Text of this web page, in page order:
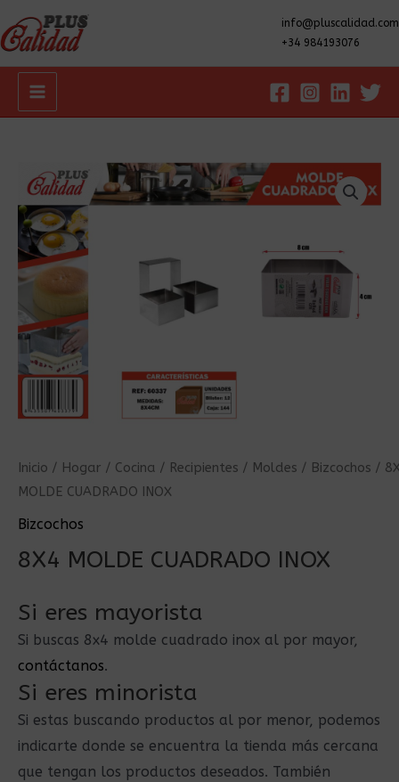
info@pluscalidad.com
+34 984193076
Main
Inicio / Hogar / Cocina / Recipientes / Moldes / Bizcochos /
MOLDE CUADRADO INOX
Bizcochos
8X4 MOLDE CUADRADO INOX
Si eres mayorista
Si buscas 8x4 molde cuadrado inox al por mayor,
contáctanos.
Si eres minorista
Si estas buscando productos al por menor, podemos
indicarte donde se encuentra la tienda más cercana
que tengan los productos deseados. También